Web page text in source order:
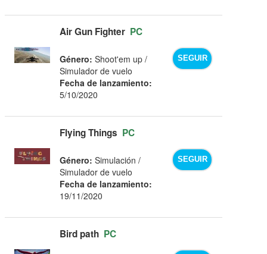
Air Gun Fighter PC
SEGUIR
Género: Shoot'em up /
Simulador de vuelo
Fecha de lanzamiento:
5/10/2020
Flying Things PC
SEGUIR
Género: Simulación /
Simulador de vuelo
Fecha de lanzamiento:
19/11/2020
Bird path PC